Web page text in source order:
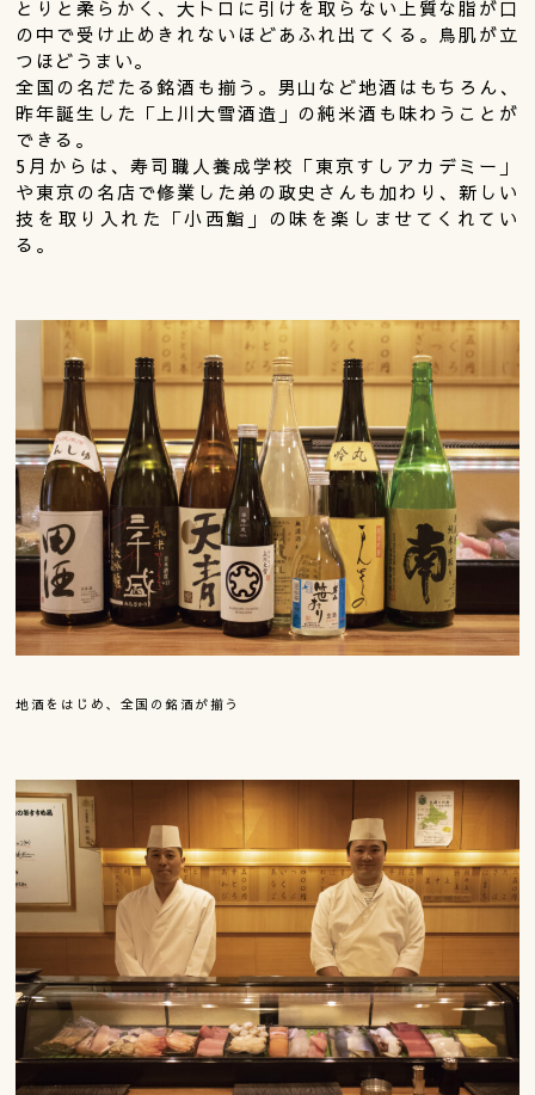
とりと柔らかく、大トロに引けを取らない上質な脂が口
の中で受け止めきれないほどあふれ出てくる。鳥肌が立
つほどうまい。
全国の名だたる銘酒も揃う。男山など地酒はもちろん、
昨年誕生した「上川大雪酒造」の純米酒も味わうことが
できる。
5月からは、寿司職人養成学校「東京すしアカデミー」
や東京の名店で修業した弟の政史さんも加わり、新しい
技を取り入れた「小西鮨」の味を楽しませてくれてい
る。
地酒をはじめ、全国の銘酒が揃う